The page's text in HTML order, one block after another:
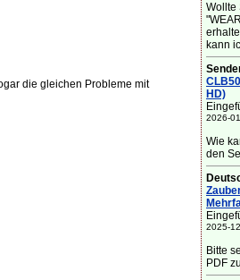
die gleichen Probleme mit
Wollte
kann
HD)
2026-
Wie
den
2025-
Bitte
PDF